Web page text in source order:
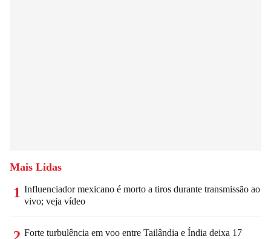
Mais Lidas
1 Influenciador mexicano é morto a tiros durante transmissão ao
vivo; veja vídeo
Forte turbulência em voo entre Tailândia e Índia deixa 17